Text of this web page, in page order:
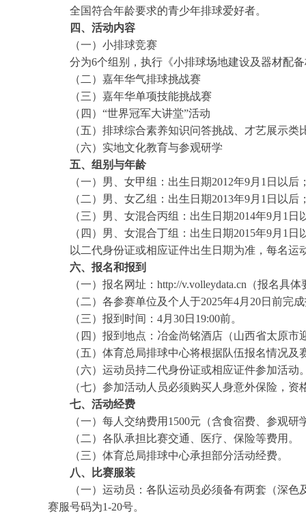
全国符合年龄要求的青少年排球爱好者。
四、活动内容
（一）小排球竞赛
分为6个组别，执行《小排球场地建设及器材配备
（二）嘉年华气排球挑战赛
（三）嘉年华单项技能挑战赛
（四）“世界冠军大讲堂”活动
（五）排球综合素养知识问答挑战、才艺展示类
（六）实地文化教育与参观研学
五、组别与年龄
（一）男、女甲组：出生日期2012年9月1日以后
（二）男、女乙组：出生日期2013年9月1日以后
（三）男、女混合丙组：出生日期2014年9月1日
（四）男、女混合丁组：出生日期2015年9月1日
以二代身份证或相应证件出生日期为准，每名运
六、报名和报到
（一）报名网址：http://v.volleydata.cn（报名具体
（二）各参赛单位及个人于2025年4月20日前完成
（三）报到时间：4月30日19:00前。
（四）报到地点：冶金尚铭酒店（山西省太原市
（五）体育总局排球中心将根据队伍报名情况及
（六）运动员持二代身份证或相应证件参加活动
（七）参加活动人员必须购买人身意外保险，资
七、活动经费
（一）每人交纳费用1500元（含食宿费、参观研
（二）各队承担比赛交通、医疗、保险等费用。
（三）体育总局排球中心承担部分活动经费。
八、比赛服装
（一）运动员：各队运动员必须备有两套（深色
赛服号码为1-20号。